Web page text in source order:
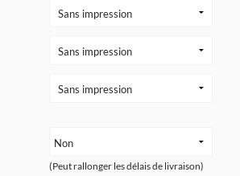
(Peut rallonger les délais de livraison)